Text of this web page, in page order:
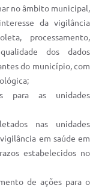
no âmbito municipal,
da vigilância
processamento,
dos dados
do município, com
para as unidades
nas unidades
em saúde em
estabelecidos no
de ações para o